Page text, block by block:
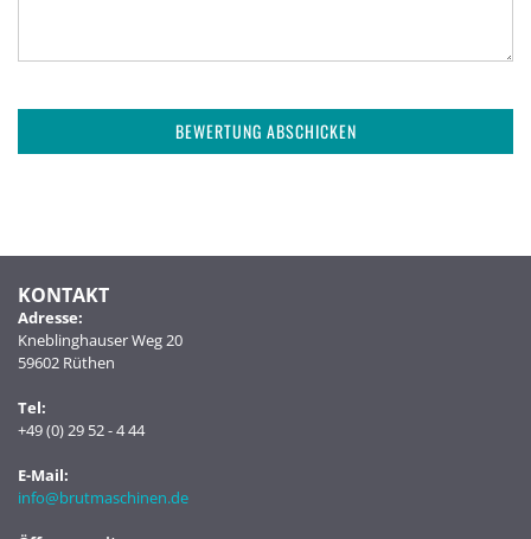
BEWERTUNG ABSCHICKEN
KONTAKT
Adresse:
Kneblinghauser Weg 20
59602 Rüthen
Tel:
+49 (0) 29 52 - 4 44
E-Mail:
info@brutmaschinen.de